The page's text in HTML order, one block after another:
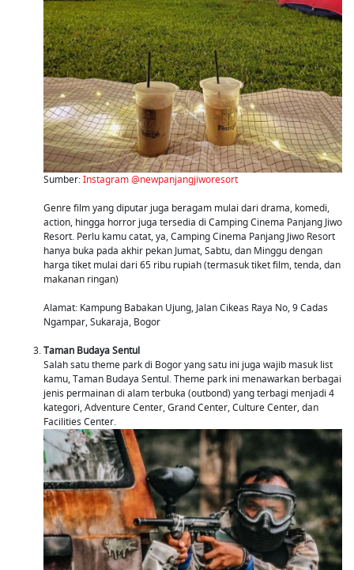
Sumber:Instagram @newpanjangjiworesort
Genre film yang diputar juga beragam mulai dari drama, komedi,
action, hingga horror juga tersedia di Camping Cinema Panjang Jiwo
Resort. Perlu kamu catat, ya, Camping Cinema Panjang Jiwo Resort
hanya buka pada akhir pekan Jumat, Sabtu, dan Minggu dengan
harga tiket mulai dari 65 ribu rupiah (termasuk tiket film, tenda, dan
makanan ringan)
Alamat: Kampung Babakan Ujung, Jalan Cikeas Raya No, 9 Cadas
Ngampar, Sukaraja, Bogor
Taman Budaya Sentul
Salah satu theme park di Bogor yang satu ini juga wajib masuk list
kamu, Taman Budaya Sentul. Theme park ini menawarkan berbagai
jenis permainan di alam terbuka (outbond) yang terbagi menjadi 4
kategori, Adventure Center, Grand Center, Culture Center, dan
Facilities Center.